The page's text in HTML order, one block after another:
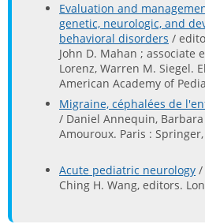
Evaluation and
genetic, neurologic, and
behavioral disorders /
John D. Mahan ; associate
Lorenz, Warren M. Siegel.
American Academy of
Migraine, céphalées de
/ Daniel Annequin,
Amouroux. Paris : Springer,
Acute pediatric neurology /
Ching H. Wang, editors.